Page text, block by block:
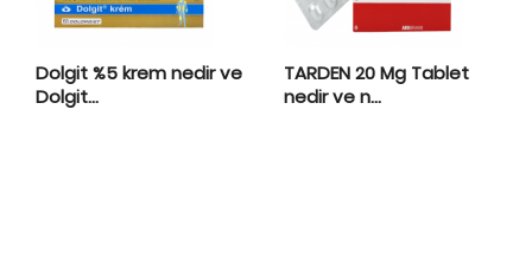
Dolgit %5 krem nedir ve
Dolgit...
TARDEN 20 Mg Tablet
nedir ve n...